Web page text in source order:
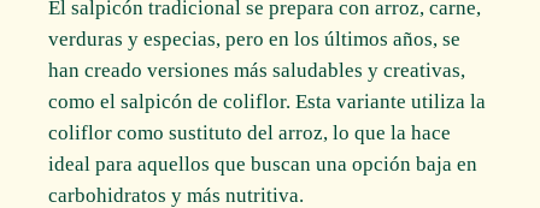
El salpicón tradicional se prepara con arroz, carne,
verduras y especias, pero en los últimos años, se
han creado versiones más saludables y creativas,
como el salpicón de coliflor. Esta variante utiliza la
coliflor como sustituto del arroz, lo que la hace
ideal para aquellos que buscan una opción baja en
carbohidratos y más nutritiva.